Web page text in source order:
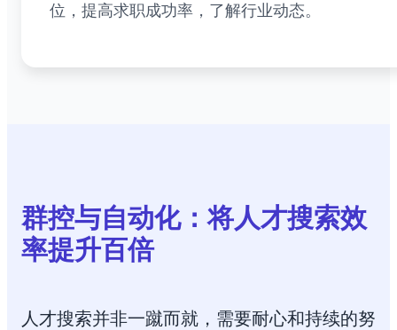
位，提高求职成功率，了解行业动态。
群控与自动化：将人才搜索效
率提升百倍
人才搜索并非一蹴而就，需要耐心和持续的努